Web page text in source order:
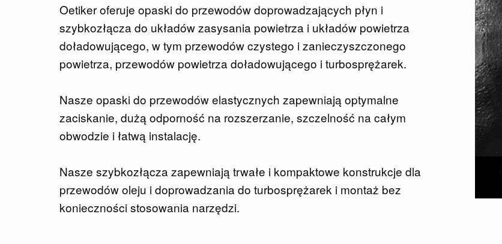
Oetiker oferuje opaski do przewodów doprowadzających płyn i
szybkozłącza do układów zasysania powietrza i układów powietrza
doładowującego, w tym przewodów czystego i zanieczyszczonego
powietrza, przewodów powietrza doładowującego i turbosprężarek.
Nasze opaski do przewodów elastycznych zapewniają optymalne
zaciskanie, dużą odporność na rozszerzanie, szczelność na całym
obwodzie i łatwą instalację.
Nasze szybkozłącza zapewniają trwałe i kompaktowe konstrukcje dla
przewodów oleju i doprowadzania do turbosprężarek i montaż bez
konieczności stosowania narzędzi.